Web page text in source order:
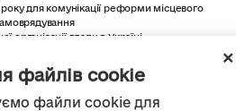
файлів cookie
файли cookie для
для комунікації реформи місцевого
організації влади в Україні.
доступний за ліцензією
4.0 International license,
не зазначено інше